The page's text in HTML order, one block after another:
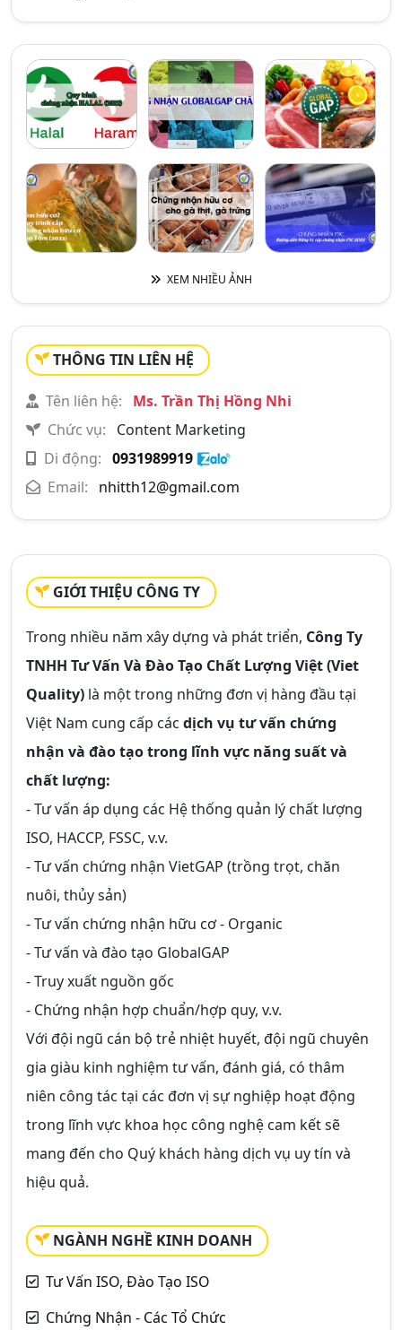
XEM NHIỀU ẢNH
THÔNG TIN LIÊN HỆ
Tên liên hệ:
Ms. Trần Thị Hồng Nhi
Chức vụ:
Content Marketing
Di động: 0931989919
Email:
nhitth12@gmail.com
GIỚI THIỆU CÔNG TY
Trong nhiều năm xây dựng và phát triển, Công Ty
TNHH Tư Vấn Và Đào Tạo Chất Lượng Việt (Viet
Quality) là một trong những đơn vị hàng đầu tại
Việt Nam cung cấp các dịch vụ tư vấn chứng
nhận và đào tạo trong lĩnh vực năng suất và
chất lượng:
- Tư vấn áp dụng các Hệ thống quản lý chất lượng
ISO, HACCP, FSSC, v.v.
- Tư vấn chứng nhận VietGAP (trồng trọt, chăn
nuôi, thủy sản)
- Tư vấn chứng nhận hữu cơ - Organic
- Tư vấn và đào tạo GlobalGAP
- Truy xuất nguồn gốc
- Chứng nhận hợp chuẩn/hợp quy, v.v.
Với đội ngũ cán bộ trẻ nhiệt huyết, đội ngũ chuyên
gia giàu kinh nghiệm tư vấn, đánh giá, có thâm
niên công tác tại các đơn vị sự nghiệp hoạt động
trong lĩnh vực khoa học công nghệ cam kết sẽ
mang đến cho Quý khách hàng dịch vụ uy tín và
hiệu quả.
NGÀNH NGHỀ KINH DOANH
Tư Vấn ISO, Đào Tạo ISO
Chứng Nhận - Các Tổ Chức